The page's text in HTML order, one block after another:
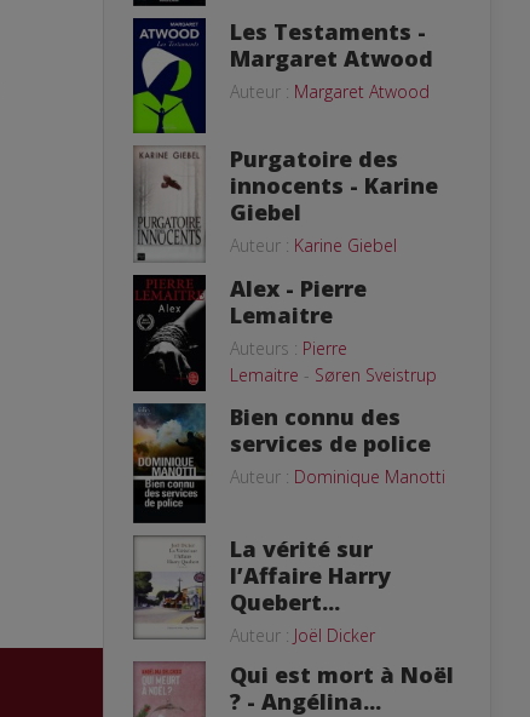
Les Testaments -
Margaret Atwood
Auteur : Margaret Atwood
Purgatoire des
innocents - Karine
Giebel
Auteur : Karine Giebel
Alex - Pierre
Lemaitre
Auteurs : Pierre
Lemaitre - Søren Sveistrup
Bien connu des
services de police
Auteur : Dominique Manotti
La vérité sur
l’Affaire Harry
Quebert...
Auteur : Joël Dicker
Qui est mort à Noël
? - Angélina...